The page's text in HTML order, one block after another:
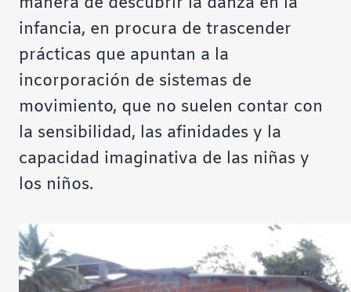
infancia, en procura de trascender
prácticas que apuntan a la
incorporación de sistemas de
movimiento, que no suelen contar con
la sensibilidad, las afinidades y la
capacidad imaginativa de las niñas y
los niños.